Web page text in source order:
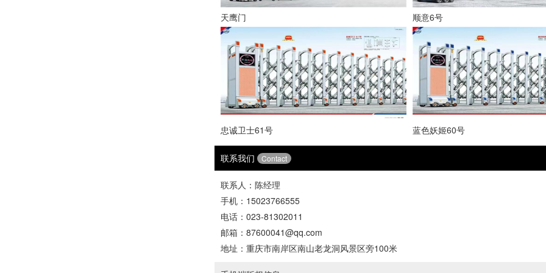
天鹰门 顺意6号
忠诚卫士61号 蓝色妖姬60号
联系我们 Contact
联系人：陈经理
手机：15023766555
电话：023-81302011
邮箱：87600041@qq.com
地址：重庆市南岸区南山老龙洞风景区旁100米